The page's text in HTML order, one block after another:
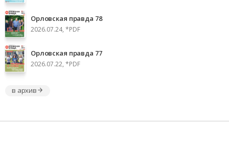
Орловская правда 78
2026.07.24, *PDF
Орловская правда 77
2026.07.22, *PDF
в архив